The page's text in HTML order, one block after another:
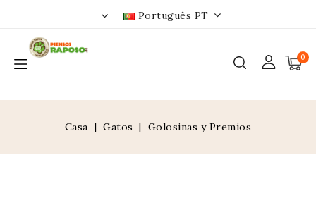
Português PT
0
Casa Gatos Golosinas y Premios